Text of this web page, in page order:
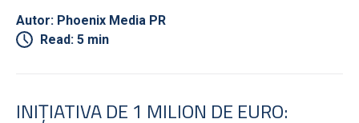
Autor: Phoenix Media PR
Read: 5 min
INIȚIATIVA DE 1 MILION DE EURO: